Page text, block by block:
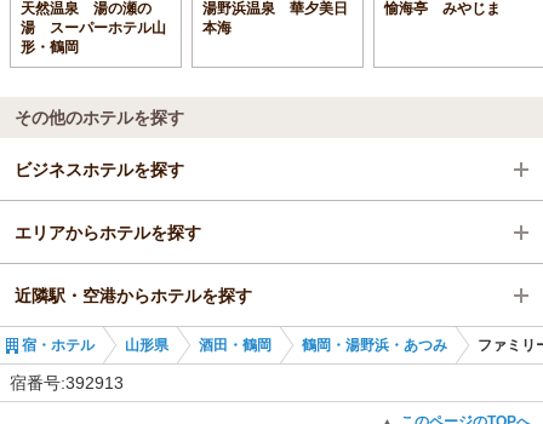
天然温泉 湯の瀬の
湯 スーパーホテル山
形・鶴岡
湯野浜温泉 華夕美日
本海
愉海亭 みやじま
その他のホテルを探す
ビジネスホテルを探す
山形県
酒田・鶴岡
鶴岡・湯野浜・あつみ
エリアからホテルを探す
山形県
酒田・鶴岡
近隣駅・空港からホテルを探す
余目駅
宿・ホテル 山形県 酒田・鶴岡 鶴岡・湯野浜・あつみ ファミリ
宿番号:392913